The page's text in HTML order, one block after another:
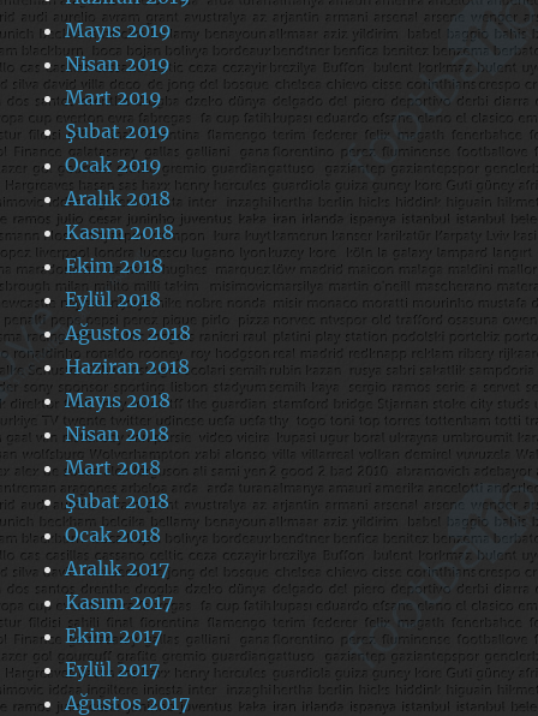
Mayıs 2019
Nisan 2019
Mart 2019
Şubat 2019
Ocak 2019
Aralık 2018
Kasım 2018
Ekim 2018
Eylül 2018
Ağustos 2018
Haziran 2018
Mayıs 2018
Nisan 2018
Mart 2018
Şubat 2018
Ocak 2018
Aralık 2017
Kasım 2017
Ekim 2017
Eylül 2017
Ağustos 2017